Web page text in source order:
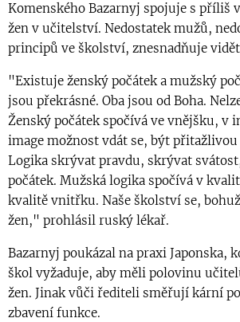
Komenského Bazarnyj spojuje s příliš
žen v učitelství. Nedostatek mužů,
principů ve školství, znesnadňuje
"Existuje ženský počátek a mužský
jsou překrásné. Oba jsou od Boha.
Ženský počátek spočívá ve vnějšku, v
image možnost vdát se, být přitažlivou
Logika skrývat pravdu, skrývat
počátek. Mužská logika spočívá v
kvalitě vnitřku. Naše školství se,
žen," prohlásil ruský lékař.
Bazarnyj poukázal na praxi Japonska,
škol vyžaduje, aby měli polovinu
žen. Jinak vůči řediteli směřují kární
zbavení funkce.